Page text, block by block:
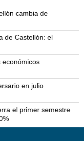
cambia de
de Castellón: el
económicos
en julio
el primer semestre